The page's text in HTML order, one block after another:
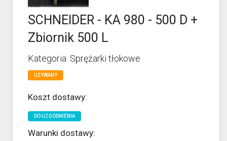
SCHNEIDER - KA 980 - 500 D +
Zbiornik 500 L
Kategoria: Sprężarki tłokowe
UŻYWANY
Koszt dostawy:
DO UZGODNIENIA
Warunki dostawy: